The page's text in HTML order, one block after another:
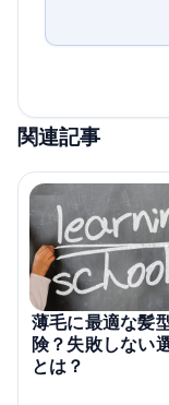
関連記事
薄毛に最適な髪
険？失敗しない
とは？